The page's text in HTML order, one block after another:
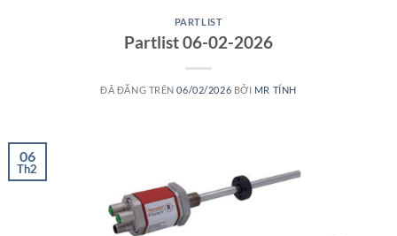
PARTLIST
Partlist 06-02-2026
ĐÃ ĐĂNG TRÊN06/02/2026 BỞI MR TÍNH
06
Th2